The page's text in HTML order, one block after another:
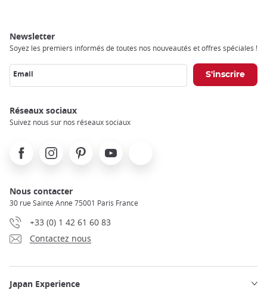
Newsletter
Soyez les premiers informés de toutes nos nouveautés et offres spéciales !
Email
Réseaux sociaux
Suivez nous sur nos réseaux sociaux
FacebookInstagramPinterest Youtube
Nous contacter
30 rue Sainte Anne 75001 Paris France
+33 (0) 1 42 61 60 83
Contactez nous
Japan Experience